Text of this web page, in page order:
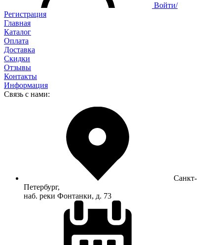
Войти/
Регистрация
Главная
Каталог
Оплата
Доставка
Скидки
Отзывы
Контакты
Информация
Связь с нами:
Санкт-
Петербург,
наб. реки Фонтанки, д. 73